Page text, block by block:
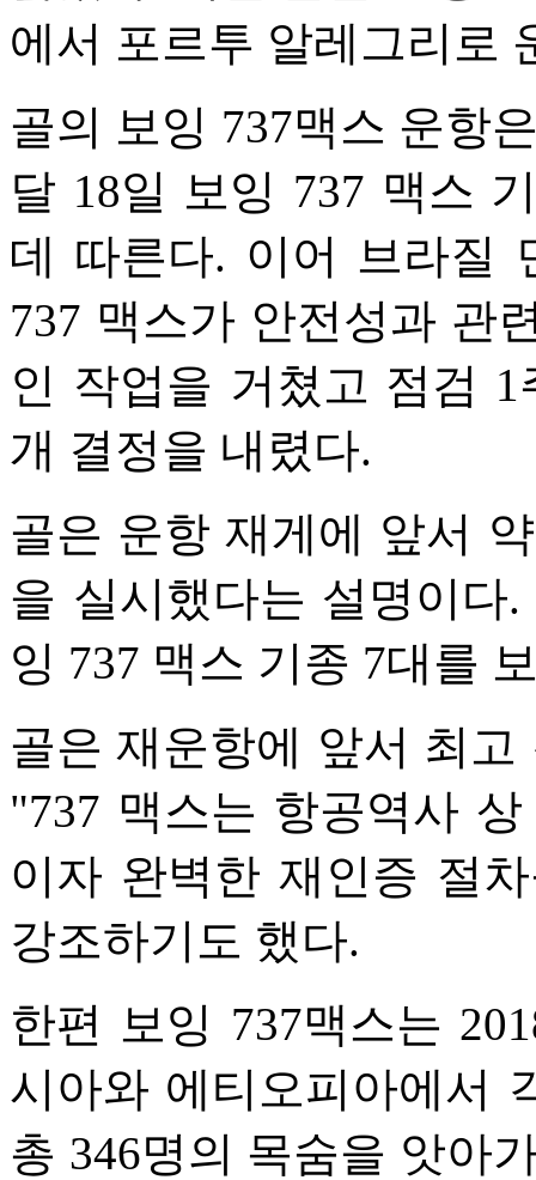
에서 포르투 알레그리로
골의 보잉 737맥스 운항
달 18일 보잉 737 맥스
데 따른다. 이어 브라질
737 맥스가 안전성과 관
인 작업을 거쳤고 점검
개 결정을 내렸다.
골은 운항 재게에 앞서
을 실시했다는 설명이다
잉 737 맥스 기종 7대를
골은 재운항에 앞서 최
"737 맥스는 항공역사
이자 완벽한 재인증 절
강조하기도 했다.
한편 보잉 737맥스는
시아와 에티오피아에서
총 346명의 목숨을 앗아